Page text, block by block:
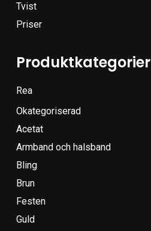
Tvist
Priser
Produktkategorier
Rea
Okategoriserad
Acetat
Armband och halsband
Bling
Brun
Festen
Guld